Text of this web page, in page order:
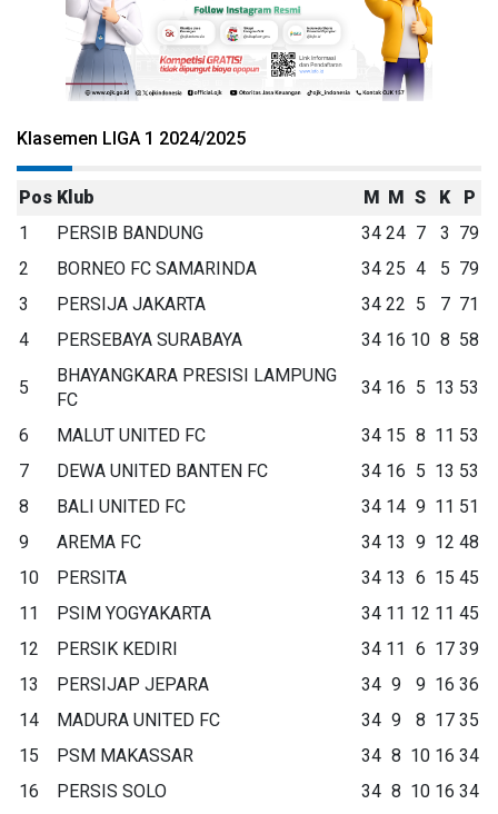
Klasemen LIGA 1 2024/2025
Pos Klub M M S K
P
1
PERSIB BANDUNG 34 24 7 3 79
2
BORNEO FC SAMARINDA 34 25 4 5 79
3
PERSIJA JAKARTA 34 22 5 7 71
4
PERSEBAYA SURABAYA 34 16 10 8 58
5
BHAYANGKARA PRESISI LAMPUNG
FC
34 16 5 13 53
6 MALUT UNITED FC 34 15 8 11 53
7
DEWA UNITED BANTEN FC 34 16 5 13 53
8
BALI UNITED FC 34 14 9 11 51
9
AREMA FC 34 13 9 12 48
10
PERSITA 34 13 6 15 45
11
PSIM YOGYAKARTA 34 11 12 11 45
12
PERSIK KEDIRI 34 11 6 17 39
13
PERSIJAP JEPARA 34 9 9 16 36
14
MADURA UNITED FC 34 9 8 17 35
15
PSM MAKASSAR 34 8 10 16 34
16
PERSIS SOLO 34 8 10 16 34